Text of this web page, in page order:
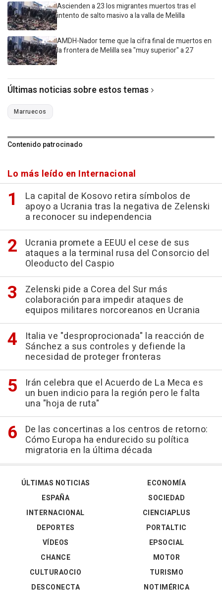
Ascienden a 23 los migrantes muertos tras el
intento de salto masivo a la valla de Melilla
AMDH-Nador teme que la cifra final de muertos en
la frontera de Melilla sea "muy superior" a 27
Últimas noticias sobre estos temas
Marruecos
Contenido patrocinado
Lo más leído en Internacional
La capital de Kosovo retira símbolos de
apoyo a Ucrania tras la negativa de Zelenski
a reconocer su independencia
Ucrania promete a EEUU el cese de sus
ataques a la terminal rusa del Consorcio del
Oleoducto del Caspio
Zelenski pide a Corea del Sur más
colaboración para impedir ataques de
equipos militares norcoreanos en Ucrania
Italia ve "desproprocionada" la reacción de
Sánchez a sus controles y defiende la
necesidad de proteger fronteras
Irán celebra que el Acuerdo de La Meca es
un buen indicio para la región pero le falta
una "hoja de ruta"
De las concertinas a los centros de retorno:
Cómo Europa ha endurecido su política
migratoria en la última década
ÚLTIMAS NOTICIAS
ESPAÑA
INTERNACIONAL
DEPORTES
VÍDEOS
ECONOMÍA
SOCIEDAD
CIENCIAPLUS
PORTALTIC
EPSOCIAL
CHANCE
CULTURAOCIO
DESCONECTA
MOTOR
TURISMO
NOTIMÉRICA